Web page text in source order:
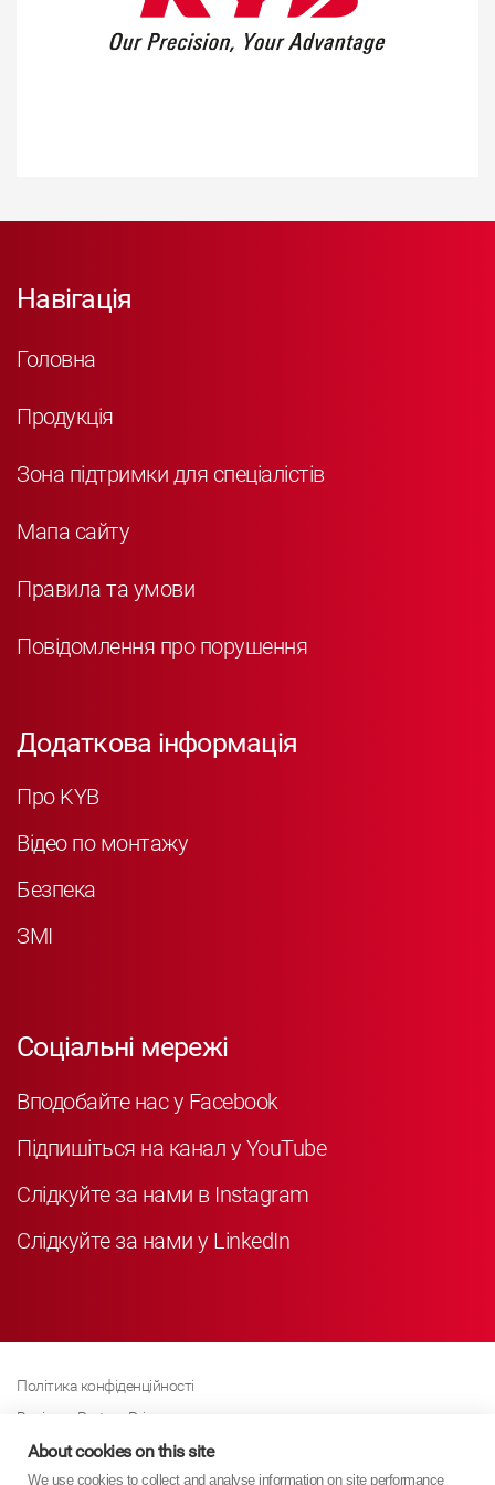
Навігація
Головна
Продукція
Зона підтримки для спеціалістів
Мапа сайту
Правила та умови
Повідомлення про порушення
Додаткова інформація
Про KYB
Відео по монтажу
Безпека
ЗМІ
Соціальні мережі
Вподобайте нас у Facebook
Підпишіться на канал у YouTube
Слідкуйте за нами в Instagram
Слідкуйте за нами у LinkedIn
Політика конфіденційності
Business Partner Privacy
Політика щодо файлів cookie
Сучасна політика Закону про рабство
About cookies on this site
We use cookies to collect and analyse information on site performance